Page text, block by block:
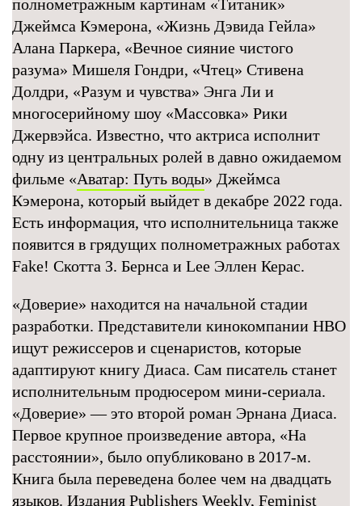
полнометражным картинам «Титаник»
Джеймса Кэмерона, «Жизнь Дэвида Гейла»
Алана Паркера, «Вечное сияние чистого
разума» Мишеля Гондри, «Чтец» Стивена
Долдри, «Разум и чувства» Энга Ли и
многосерийному шоу «Массовка» Рики
Джервэйса. Известно, что актриса исполнит
одну из центральных ролей в давно ожидаемом
фильме «Аватар: Путь воды» Джеймса
Кэмерона, который выйдет в декабре 2022 года.
Есть информация, что исполнительница также
появится в грядущих полнометражных работах
Fake! Скотта З. Бернса и Lee Эллен Керас.
«Доверие» находится на начальной стадии
разработки. Представители кинокомпании HBO
ищут режиссеров и сценаристов, которые
адаптируют книгу Диаса. Сам писатель станет
исполнительным продюсером мини-сериала.
«Доверие» — это второй роман Эрнана Диаса.
Первое крупное произведение автора, «На
расстоянии», было опубликовано в 2017-м.
Книга была переведена более чем на двадцать
языков. Издания Publishers Weekly, Feminist